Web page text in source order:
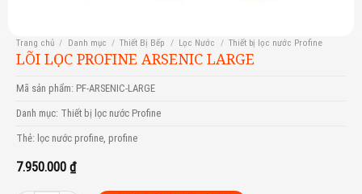
Trang chủ / Danh mục / Thiết Bị Bếp / Lọc Nước / Thiết bị lọc nước Profine
LÕI LỌC PROFINE ARSENIC LARGE
Mã sản phẩm: PF-ARSENIC-LARGE
Danh mục: Thiết bị lọc nước Profine
Thẻ: lọc nước profine, profine
7.950.000 ₫